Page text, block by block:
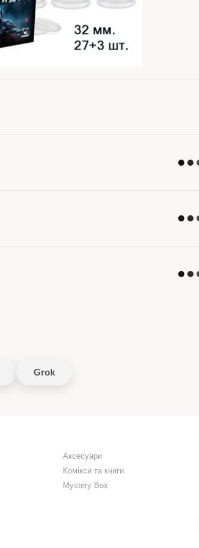
Grok
Аксесуари
Комікси та книги
Mystery Box